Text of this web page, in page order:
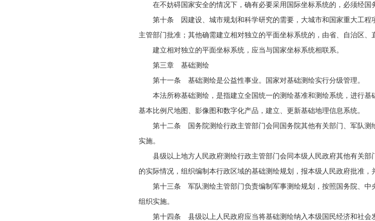
在不妨碍国家安全的情况下，确有必要采用国际坐标系统的，必须经国
第十条 因建设、城市规划和科学研究的需要，大城市和国家重大工程
主管部门批准；其他确需建立相对独立的平面坐标系统的，由省、自治区、
建立相对独立的平面坐标系统，应当与国家坐标系统相联系。
第三章 基础测绘
第十一条 基础测绘是公益性事业。国家对基础测绘实行分级管理。
本法所称基础测绘，是指建立全国统一的测绘基准和测绘系统，进行
基本比例尺地图、影像图和数字化产品，建立、更新基础地理信息系统。
第十二条 国务院测绘行政主管部门会同国务院其他有关部门、军队测
实施。
县级以上地方人民政府测绘行政主管部门会同本级人民政府其他有关
的实际情况，组织编制本行政区域的基础测绘规划，报本级人民政府批准，
第十三条 军队测绘主管部门负责编制军事测绘规划，按照国务院、
组织实施。
第十四条 县级以上人民政府应当将基础测绘纳入本级国民经济和社会